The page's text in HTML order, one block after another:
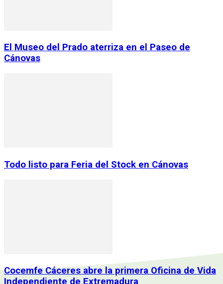
El Museo del Prado aterriza en el Paseo de
Cánovas
Todo listo para Feria del Stock en Cánovas
Cocemfe Cáceres abre la primera Oficina de Vida
Independiente de Extremadura